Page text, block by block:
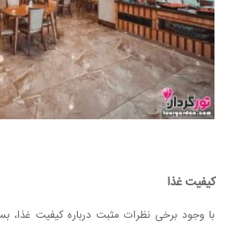
کیفیت غذا
با وجود برخی نظرات مثبت درباره کیفیت غذا،